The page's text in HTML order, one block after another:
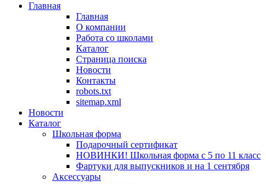
Главная
Главная
О компании
Работа со школами
Каталог
Страница поиска
Новости
Контакты
robots.txt
sitemap.xml
Новости
Каталог
Школьная форма
Подарочный сертификат
НОВИНКИ! Школьная форма с 5 по 11 класс
Фартуки для выпускников и на 1 сентября
Аксессуары